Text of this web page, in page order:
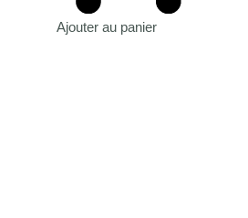
Ajouter au panier